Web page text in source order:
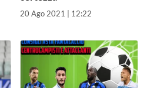
20 Ago 2021 | 12:22